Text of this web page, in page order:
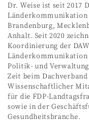
Dr. Weise ist seit 2017
Länderkommunikation
Brandenburg,
Anhalt. Seit 2020
Koordinierung der
Politik- und
Zeit beim
Wissenschaftlicher
für die FDP-
sowie in der
Gesundheitsbranche.